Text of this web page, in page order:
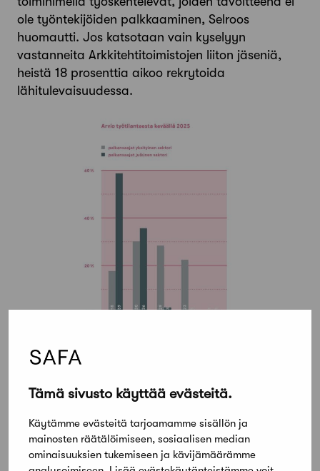
Tämä sivusto käyttää evästeitä.
Käytämme evästeitä tarjoamamme sisällön ja
mainosten räätälöimiseen, sosiaalisen median
ominaisuuksien tukemiseen ja kävijämäärämme
ole työntekijöiden palkkaaminen, Selroos
huomautti. Jos katsotaan vain kyselyyn
vastanneita Arkkitehtitoimistojen liiton jäseniä,
heistä 18 prosenttia aikoo rekrytoida
lähitulevaisuudessa.
suurimmista ”muutosajureista”. Selkeäksi
ykköseksi nousivat vallitsevan suhdanteen
vaikutukset. Seuraavina tulivat jatkuvasti